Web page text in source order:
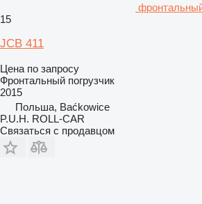
15
JCB 411
Цена по запросу
Фронтальный погрузчик
2015
Польша, Baćkowice
P.U.H. ROLL-CAR
Связаться с продавцом